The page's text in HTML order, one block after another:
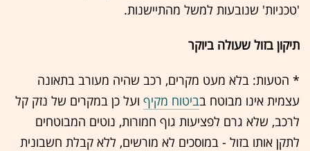
'טכניות' שנובעות למשל מהתיישנות.
תיקון בזול שעולה ביוקר
* הטעות: בלא מעט מקרים, רכב שהיה מעורב בתאונה
עצמית אינו מבוטח בביטוח מקיף ועל כן במקרים של נזק קל
לרכב, שלא גרם לפציעות גוף חמורות, נוטים המבוטחים
לתקן אותו בזול - במוסכים לא מורשים, ללא קבלת חשבונית